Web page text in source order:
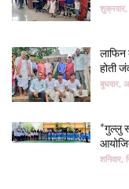
लाफिन
होती
बुधवार,
*गुल्लु